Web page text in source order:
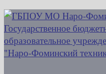
Перейти
к
содержимому